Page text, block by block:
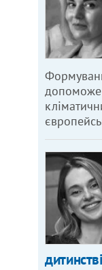
допоможе
дитинстві